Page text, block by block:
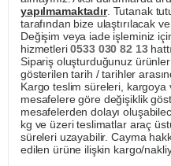
yapılmamaktadır. Tutanak
tarafından bize ulaştırılacak
Değişim veya iade işleminiz
hizmetleri0533 030 82 13
Sipariş oluşturduğunuz
gösterilen tarih / tarihler
Kargo teslim süreleri, kargoya
mesafelere göre değişiklik
mesafelerden dolayı
kg ve üzeri teslimatlar araç
süreleri uzayabilir. Cayma
edilen ürüne ilişkin kargo/